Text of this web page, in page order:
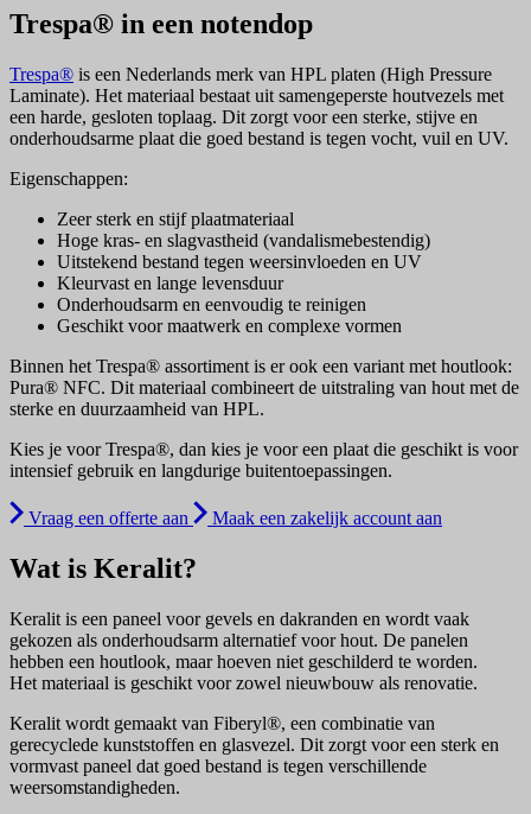
Trespa® in een notendop
Trespa® is een Nederlands merk van HPL platen (High Pressure
Laminate). Het materiaal bestaat uit samengeperste houtvezels met
een harde, gesloten toplaag. Dit zorgt voor een sterke, stijve en
onderhoudsarme plaat die goed bestand is tegen vocht, vuil en UV.
Eigenschappen:
Zeer sterk en stijf plaatmateriaal
Hoge kras- en slagvastheid (vandalismebestendig)
Uitstekend bestand tegen weersinvloeden en UV
Kleurvast en lange levensduur
Onderhoudsarm en eenvoudig te reinigen
Geschikt voor maatwerk en complexe vormen
Binnen het Trespa® assortiment is er ook een variant met houtlook:
Pura® NFC. Dit materiaal combineert de uitstraling van hout met de
sterke en duurzaamheid van HPL.
Kies je voor Trespa®, dan kies je voor een plaat die geschikt is voor
intensief gebruik en langdurige buitentoepassingen.
Vraag een offerte aan Maak een zakelijk account aan
Wat is Keralit?
Keralit is een paneel voor gevels en dakranden en wordt vaak
gekozen als onderhoudsarm alternatief voor hout. De panelen
hebben een houtlook, maar hoeven niet geschilderd te worden.
Het materiaal is geschikt voor zowel nieuwbouw als renovatie.
Keralit wordt gemaakt van Fiberyl®, een combinatie van
gerecyclede kunststoffen en glasvezel. Dit zorgt voor een sterk en
vormvast paneel dat goed bestand is tegen verschillende
weersomstandigheden.